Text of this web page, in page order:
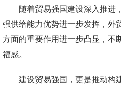
随着贸易强国建设深入推进
强供给能力优势进一步发挥，外
方面的重要作用进一步凸显，不
福感。
建设贸易强国，更是推动构